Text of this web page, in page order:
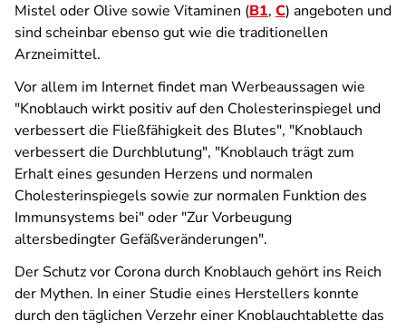
Mistel oder Olive sowie Vitaminen (B1, C) angeboten und
sind scheinbar ebenso gut wie die traditionellen
Arzneimittel.
Vor allem im Internet findet man Werbeaussagen wie
"Knoblauch wirkt positiv auf den Cholesterinspiegel und
verbessert die Fließfähigkeit des Blutes", "Knoblauch
verbessert die Durchblutung", "Knoblauch trägt zum
Erhalt eines gesunden Herzens und normalen
Cholesterinspiegels sowie zur normalen Funktion des
Immunsystems bei" oder "Zur Vorbeugung
altersbedingter Gefäßveränderungen".
Der Schutz vor Corona durch Knoblauch gehört ins Reich
der Mythen. In einer Studie eines Herstellers konnte
durch den täglichen Verzehr einer Knoblauchtablette das